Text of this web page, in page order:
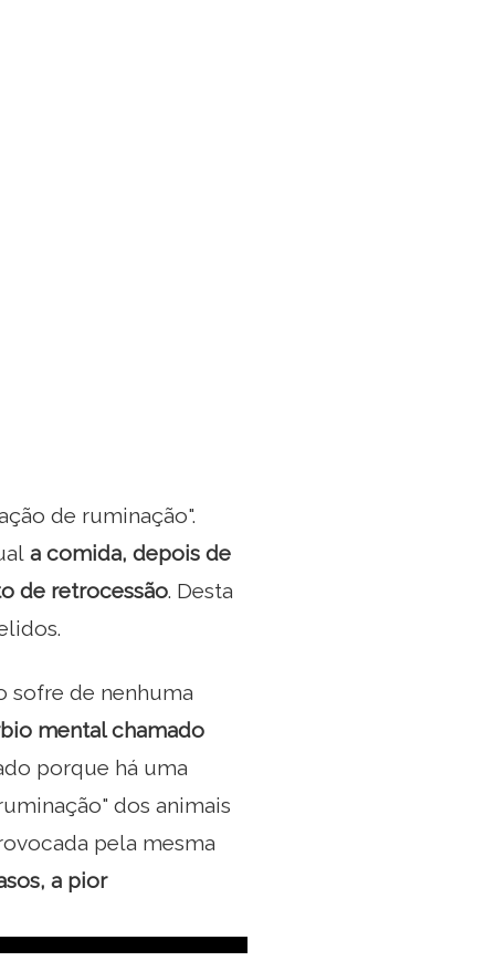
de ruminação".
a comida, depois de
de retrocessão. Desta
sofre de nenhuma
mental chamado
porque há uma
dos animais
pela mesma
a pior